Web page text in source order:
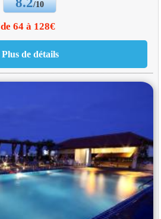
/10
de 64 à 128€